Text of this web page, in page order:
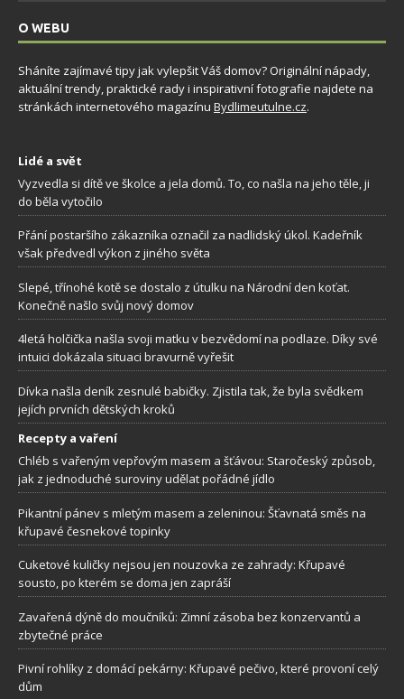
O WEBU
Sháníte zajímavé tipy jak vylepšit Váš domov? Originální nápady,
aktuální trendy, praktické rady i inspirativní fotografie najdete na
stránkách internetového magazínu Bydlimeutulne.cz.
Lidé a svět
Vyzvedla si dítě ve školce a jela domů. To, co našla na jeho těle, ji
do běla vytočilo
Přání postaršího zákazníka označil za nadlidský úkol. Kadeřník
však předvedl výkon z jiného světa
Slepé, třínohé kotě se dostalo z útulku na Národní den koťat.
Konečně našlo svůj nový domov
4letá holčička našla svoji matku v bezvědomí na podlaze. Díky své
intuici dokázala situaci bravurně vyřešit
Dívka našla deník zesnulé babičky. Zjistila tak, že byla svědkem
jejích prvních dětských kroků
Recepty a vaření
Chléb s vařeným vepřovým masem a šťávou: Staročeský způsob,
jak z jednoduché suroviny udělat pořádné jídlo
Pikantní pánev s mletým masem a zeleninou: Šťavnatá směs na
křupavé česnekové topinky
Cuketové kuličky nejsou jen nouzovka ze zahrady: Křupavé
sousto, po kterém se doma jen zapráší
Zavařená dýně do moučníků: Zimní zásoba bez konzervantů a
zbytečné práce
Pivní rohlíky z domácí pekárny: Křupavé pečivo, které provoní celý
dům